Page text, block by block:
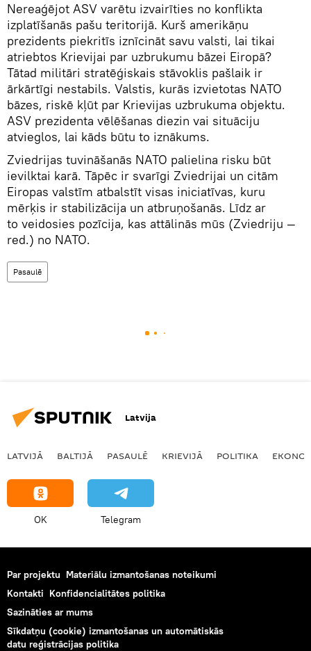
Nereaģējot ASV varētu izvairīties no konflikta
izplatīšanās pašu teritorijā. Kurš amerikāņu
prezidents piekritīs iznīcināt savu valsti, lai tikai
atriebtos Krievijai par uzbrukumu bāzei Eiropā?
Tātad militāri stratēģiskais stāvoklis pašlaik ir
ārkārtīgi nestabils. Valstis, kurās izvietotas NATO
bāzes, riskē kļūt par Krievijas uzbrukuma objektu.
ASV prezidenta vēlēšanas diezin vai situāciju
atvieglos, lai kāds būtu to iznākums.
Zviedrijas tuvināšanās NATO palielina risku būt
ievilktai karā. Tāpēc ir svarīgi Zviedrijai un citām
Eiropas valstīm atbalstīt visas iniciatīvas, kuru
mērķis ir stabilizācija un atbruņošanās. Līdz ar
to veidosies pozīcija, kas attālinās mūs (Zviedriju —
red.) no NATO.
Pasaulē
Latvija
LATVIJĀ BALTIJĀ PASAULĒ KRIEVIJĀ POLITIKA
OK Telegram
Par projektu Materiālu izmantošanas noteikumi
Kontakti Konfidencialitātes politika
Sazināties ar mums
Sīkdatņu (cookie) izmantošanas un automātiskās
datu reģistrācijas politika